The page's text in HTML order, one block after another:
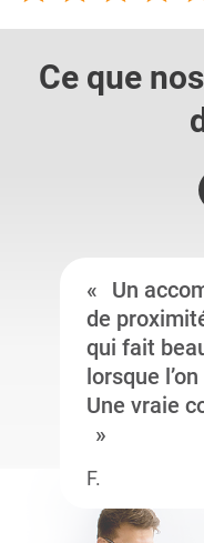
Ce que
Un
de
qui fait
lorsque
Une vraie
F.